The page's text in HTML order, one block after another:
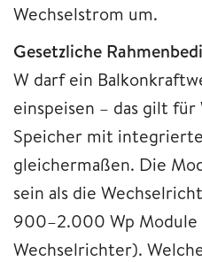
Wechselstrom um.
Gesetzliche
W darf ein
einspeisen – das gilt
Speicher mit
gleichermaßen. Die
sein als die
900–2.000 Wp
Wechselrichter).